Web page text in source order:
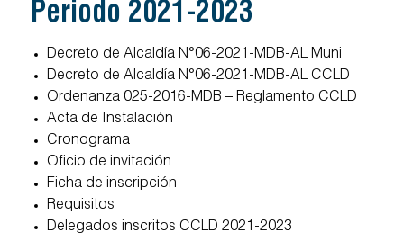
Periodo 2021-2023
Decreto de Alcaldía N°06-2021-MDB-AL Muni
Decreto de Alcaldía N°06-2021-MDB-AL CCLD
Ordenanza 025-2016-MDB – Reglamento CCLD
Acta de Instalación
Cronograma
Oficio de invitación
Ficha de inscripción
Requisitos
Delegados inscritos CCLD 2021-2023